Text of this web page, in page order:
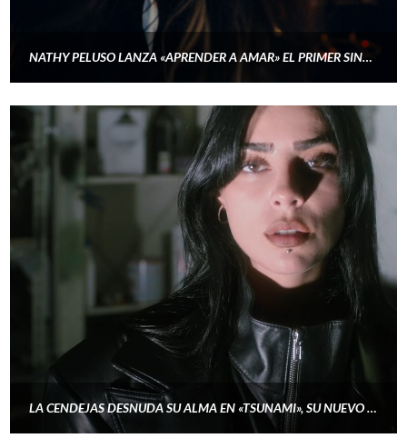
NATHY PELUSO LANZA «APRENDER A AMAR» EL PRIMER SINGLE DE «GRASA»
LA CENDEJAS DESNUDA SU ALMA EN «TSUNAMI», SU NUEVO EP